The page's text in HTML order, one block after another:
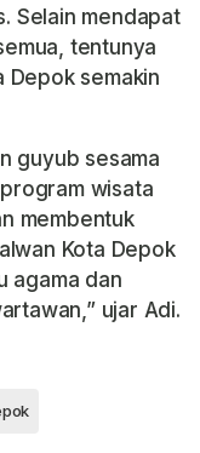
Selain mendapat
tentunya
Depok semakin
guyub sesama
wisata
membentuk
Kota Depok
agama dan
ujar Adi.